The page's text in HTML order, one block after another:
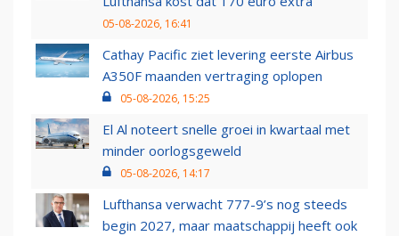
05-08-2026, 16:41
Cathay Pacific ziet levering eerste Airbus
A350F maanden vertraging oplopen
05-08-2026, 15:25
El Al noteert snelle groei in kwartaal met
minder oorlogsgeweld
05-08-2026, 14:17
Lufthansa verwacht 777-9’s nog steeds
begin 2027, maar maatschappij heeft ook